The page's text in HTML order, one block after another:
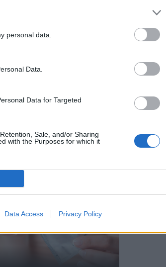
personal data.
Data.
Data for Targeted
Sale, and/or Sharing
with the Purposes for which it
Data Access Privacy Policy
''jā'' un ''nē'' attiecībās